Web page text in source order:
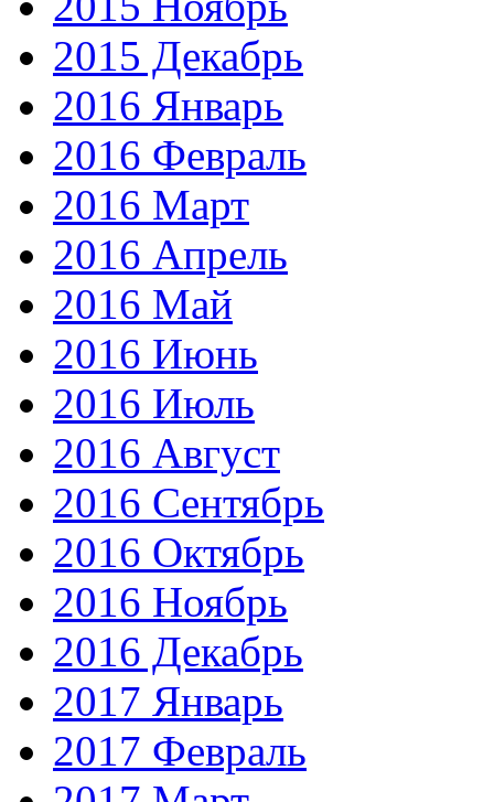
2015 Декабрь
2016 Январь
2016 Февраль
2016 Март
2016 Апрель
2016 Май
2016 Июнь
2016 Июль
2016 Август
2016 Сентябрь
2016 Октябрь
2016 Ноябрь
2016 Декабрь
2017 Январь
2017 Февраль